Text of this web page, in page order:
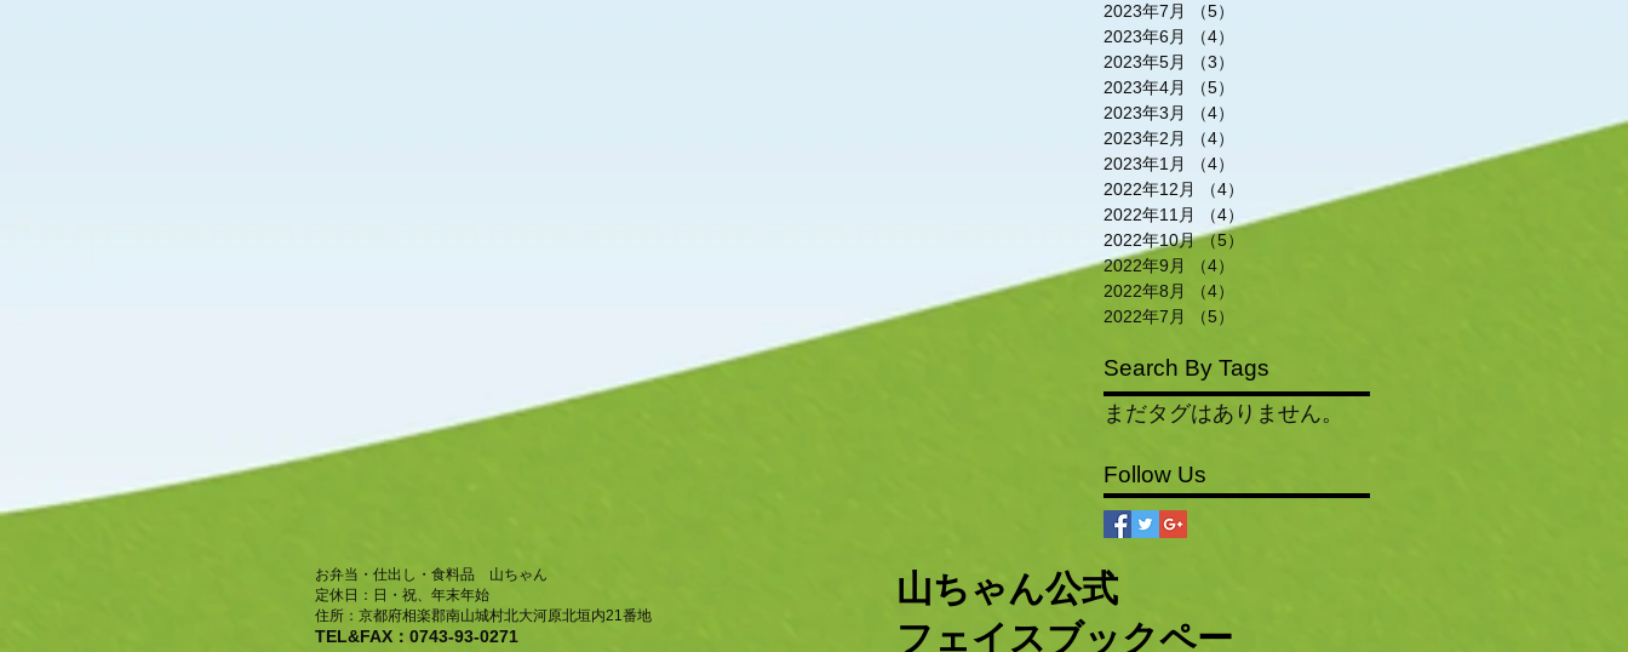
2023年7月
（5）
2023年6月
（4）
2023年5月
（3）
2023年4月
（5）
2023年3月
（4）
2023年2月
（4）
2023年1月
（4）
2022年12月
（4）
2022年11月
（4）
4件の記事
2022年10月 （5）
2022年9月
（4）
2022年8月
（4）
2022年7月
（5）
Search By Tags
まだタグはありません。
Follow Us
お弁当・仕出し・食料品 山ちゃん
​定休日：日・祝、年末年始
住所：京都府相楽郡南山城村北大河原北垣内21番地
TEL&FAX：0743-93-0271
​山ちゃん公式
フェイスブックペー